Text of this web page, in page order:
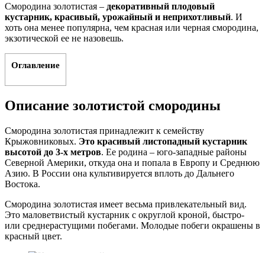
Смородина золотистая – декоративный плодовый
кустарник, красивый, урожайный и неприхотливый. И
хоть она менее популярна, чем красная или черная смородина,
экзотической ее не назовешь.
Оглавление
Описание золотистой смородины
Смородина золотистая принадлежит к семейству
Крыжовниковых. Это красивый листопадный кустарник
высотой до 3-х метров. Ее родина – юго-западные районы
Северной Америки, откуда она и попала в Европу и Среднюю
Азию. В России она культивируется вплоть до Дальнего
Востока.
Смородина золотистая имеет весьма привлекательный вид.
Это маловетвистый кустарник с округлой кроной, быстро-
или среднерастущими побегами. Молодые побеги окрашены в
красный цвет.